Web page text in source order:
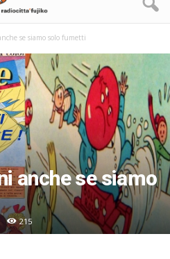
se siamo solo fumetti
anche se siamo
215